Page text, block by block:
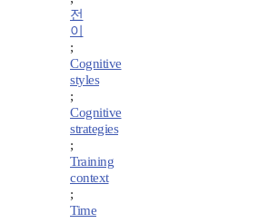
전
이
;
Cognitive
styles
;
Cognitive
strategies
;
Training
context
;
Time